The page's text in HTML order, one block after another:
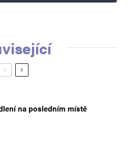
na posledním místě